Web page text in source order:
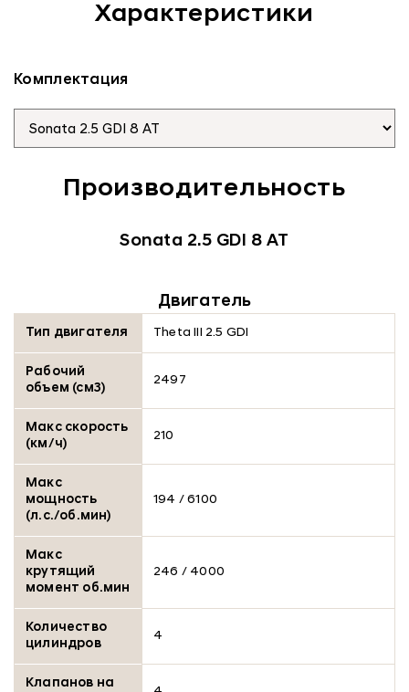
Характеристики
Комплектация
Производительность
Sonata 2.5 GDI 8 AT
Двигатель
Тип двигателя Theta III 2.5 GDI
Рабочий
объем (см3)
2497
Макс скорость
(км/ч)
210
Макс
мощность
(л.с./об.мин)
194 / 6100
Макс
крутящий
момент об.мин
246 / 4000
Количество
цилиндров
4
Клапанов на